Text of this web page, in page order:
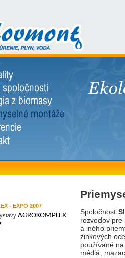
- EXPO 2007
AGROKOMPLEX
Spoločnosť
rozvodov pre
a iného
zinkových
používané
médiá,